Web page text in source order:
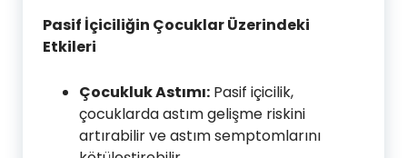
Pasif İçiciliğin Çocuklar Üzerindeki
Etkileri
Çocukluk Astımı: Pasif içicilik,
çocuklarda astım gelişme riskini
artırabilir ve astım semptomlarını